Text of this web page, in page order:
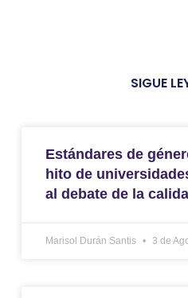
SIGUE
Estándares de
hito de
al debate de la
Marisol Durán Santis 3 de